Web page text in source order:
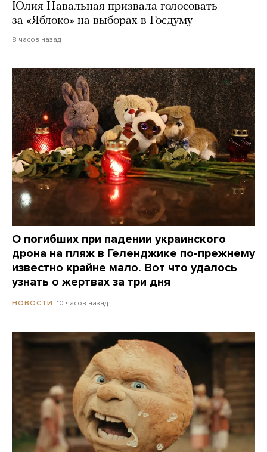
Юлия Навальная призвала голосовать
за «Яблоко» на выборах в Госдуму
8 часов назад
О погибших при падении украинского
дрона на пляж в Геленджике по-прежнему
известно крайне мало. Вот что удалось
узнать о жертвах за три дня
НОВОСТИ 10 часов назад